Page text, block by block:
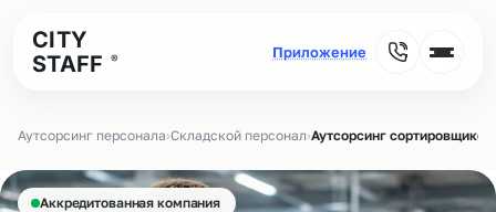
CITY
STAFF
®
Аутсорсинг персонала›Складской персонал›Аутсорсинг сортировщиков
Аккредитованная компания